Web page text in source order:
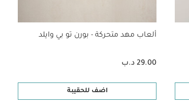
ألعاب مهد متحركة - بورن تو بي وايلد
29.00 د.ب
اضف للحقيبة